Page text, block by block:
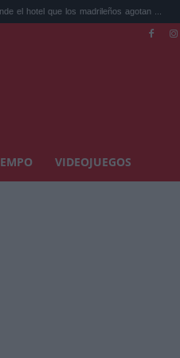
los madrileños agotan ... El giro de
VIDEOJUEGOS